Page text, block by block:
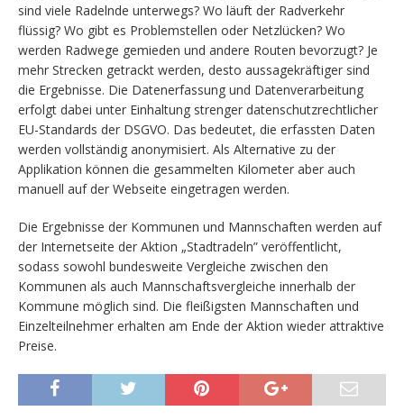
sind viele Radelnde unterwegs? Wo läuft der Radverkehr
flüssig? Wo gibt es Problemstellen oder Netzlücken? Wo
werden Radwege gemieden und andere Routen bevorzugt? Je
mehr Strecken getrackt werden, desto aussagekräftiger sind
die Ergebnisse. Die Datenerfassung und Datenverarbeitung
erfolgt dabei unter Einhaltung strenger datenschutzrechtlicher
EU-Standards der DSGVO. Das bedeutet, die erfassten Daten
werden vollständig anonymisiert. Als Alternative zu der
Applikation können die gesammelten Kilometer aber auch
manuell auf der Webseite eingetragen werden.
Die Ergebnisse der Kommunen und Mannschaften werden auf
der Internetseite der Aktion „Stadtradeln” veröffentlicht,
sodass sowohl bundesweite Vergleiche zwischen den
Kommunen als auch Mannschaftsvergleiche innerhalb der
Kommune möglich sind. Die fleißigsten Mannschaften und
Einzelteilnehmer erhalten am Ende der Aktion wieder attraktive
Preise.